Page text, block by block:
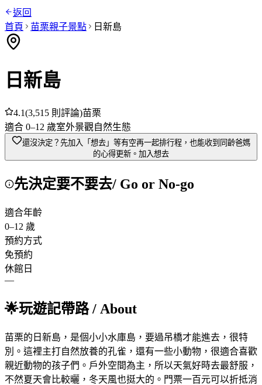
返回
首頁
苗栗親子景點 日新島
日新島
4.1(3,515 則評論)苗栗
適合 0–12 歲室外景觀自然生態
還沒決定？先加入「想去」 等有空再一起排行程，也能收到同齡爸媽
的心得更新。 加入想去
先決定要不要去/ Go or No-go
適合年齡
0–12 歲
預約方式
免預約
休館日
—
🌟玩遊記帶路/ About
苗栗的日新島，是個小小水庫島，要過吊橋才能進去，很特
別。這裡主打自然放養的孔雀，還有一些小動物，很適合喜歡
親近動物的孩子們。戶外空間為主，所以天氣好時去最舒服，
不然夏天會比較曬，冬天風也挺大的。門票一百元可以折抵消